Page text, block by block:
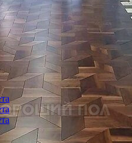
покрытием на